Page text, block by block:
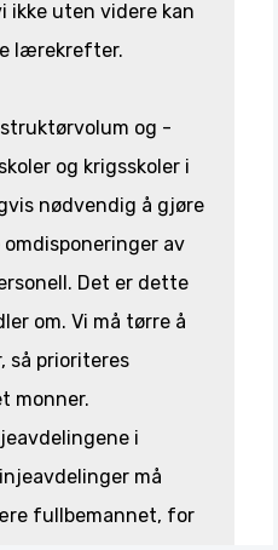
ikke uten videre kan
lærekrefter.
og -
og krigsskoler i
nødvendig å gjøre
av
Det er dette
om. Vi må tørre å
så prioriteres
monner.
i
må
fullbemannet, for